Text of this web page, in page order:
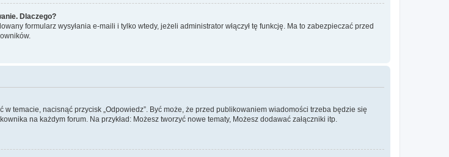
Dlaczego?
formularz wysyłania e-maili i tylko wtedy, jeżeli administrator włączył tę funkcję. Ma to zabezpieczać przed
temacie, nacisnąć przycisk „Odpowiedz”. Być może, że przed publikowaniem wiadomości trzeba będzie się
na każdym forum. Na przykład: Możesz tworzyć nowe tematy, Możesz dodawać załączniki itp.